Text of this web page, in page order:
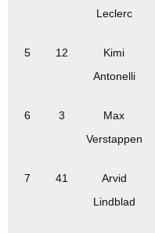
Leclerc
5 12
Kimi
Antonelli
6 3
Max
Verstappen
7 41
Arvid
Lindblad